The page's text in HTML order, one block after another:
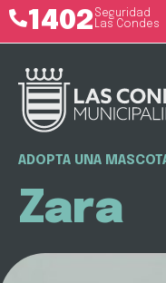
1402 Seguridad
Las Condes
ADOPTA UNA
Zara